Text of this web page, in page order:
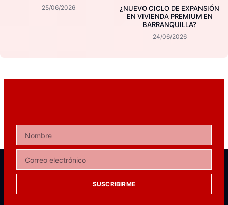
25/06/2026
¿NUEVO CICLO DE EXPANSIÓN
EN VIVIENDA PREMIUM EN
BARRANQUILLA?
24/06/2026
SUSCRIBIRME